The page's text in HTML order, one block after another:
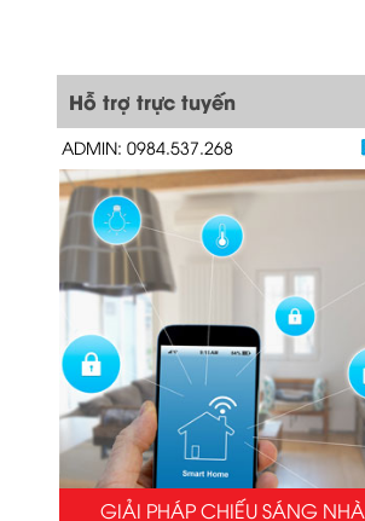
Hỗ trợ trực tuyến
ADMIN: 0984.537.268
GIẢI PHÁP CHIẾU SÁNG NHÀ